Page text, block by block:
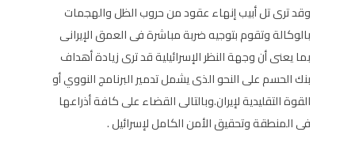
وقد ترى تل أبيب إنهاء عقود من حروب الظل والهجمات
بالوكالة وتقوم بتوجيه ضربة مباشرة فى العمق الإيرانى
بما يعنى أن وجهة النظر الإسرائيلية قد ترى زيادة أهداف
بنك الحسم على النحو الذى يشمل تدمير البرنامج النووي أو
القوة التقليدية لإيران.وبالتالى القضاء على كافة أذراعها
فى المنطقة وتحقيق الأمن الكامل لإسرائيل .